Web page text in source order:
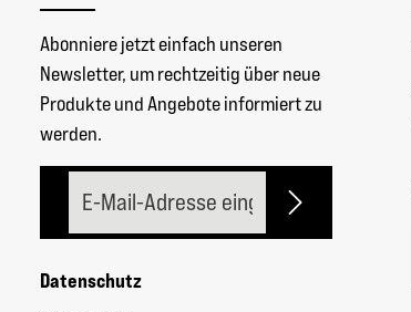
Abonniere jetzt einfach unseren
Newsletter, um rechtzeitig über neue
Produkte und Angebote informiert zu
werden.
Datenschutz